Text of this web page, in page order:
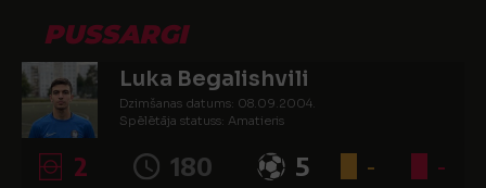
PUSSARGI
Luka Begalishvili
Dzimšanas datums: 08.09.2004.
Spēlētāja statuss: Amatieris
2 180 5 - -